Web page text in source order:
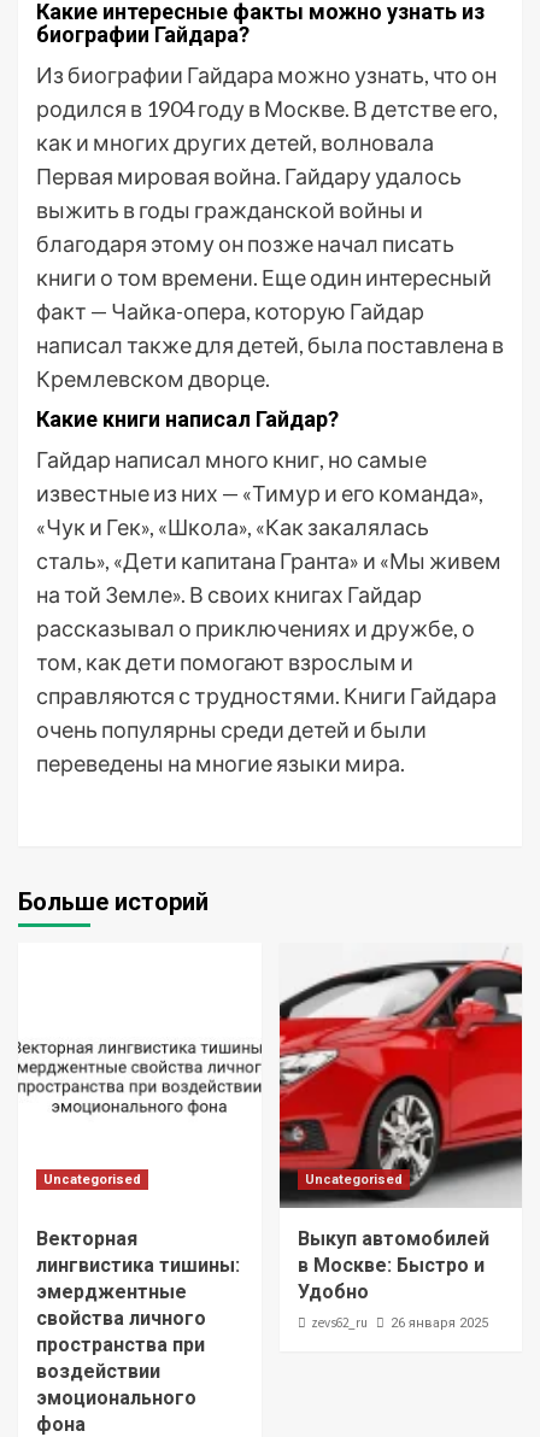
Какие интересные факты можно узнать из
биографии Гайдара?
Из биографии Гайдара можно узнать, что он
родился в 1904 году в Москве. В детстве его,
как и многих других детей, волновала
Первая мировая война. Гайдару удалось
выжить в годы гражданской войны и
благодаря этому он позже начал писать
книги о том времени. Еще один интересный
факт — Чайка-опера, которую Гайдар
написал также для детей, была поставлена в
Кремлевском дворце.
Какие книги написал Гайдар?
Гайдар написал много книг, но самые
известные из них — «Тимур и его команда»,
«Чук и Гек», «Школа», «Как закалялась
сталь», «Дети капитана Гранта» и «Мы живем
на той Земле». В своих книгах Гайдар
рассказывал о приключениях и дружбе, о
том, как дети помогают взрослым и
справляются с трудностями. Книги Гайдара
очень популярны среди детей и были
переведены на многие языки мира.
Больше историй
Uncategorised
Векторная
лингвистика тишины:
эмерджентные
свойства личного
пространства при
воздействии
эмоционального
фона
Uncategorised
Выкуп автомобилей
в Москве: Быстро и
Удобно
zevs62_ru 26 января 2025